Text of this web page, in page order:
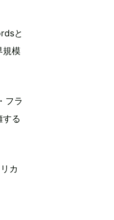
と
規模
フラ
る
カ